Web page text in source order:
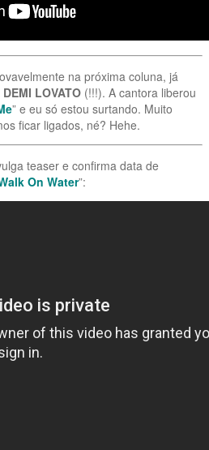
na próxima coluna, já
DEMI LOVATO (!!!). A cantora liberou
” e eu só estou surtando. Muito
ficar ligados, né? Hehe.
teaser e confirma data de
On Water”: